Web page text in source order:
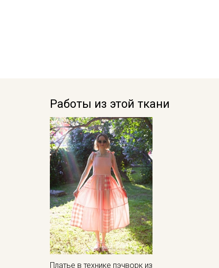
Работы из этой ткани
Платье в технике пэчворк из